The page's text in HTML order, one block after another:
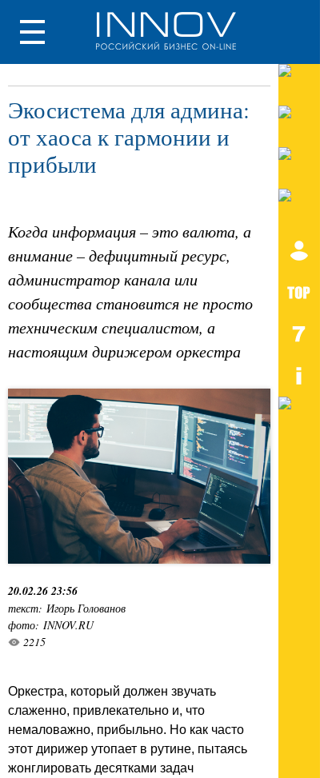
Экосистема для админа:
от хаоса к гармонии и
прибыли
Когда информация – это валюта, а
внимание – дефицитный ресурс,
администратор канала или
сообщества становится не просто
техническим специалистом, а
настоящим дирижером оркестра
20.02.26 23:56
текст: Игорь Голованов
фото: INNOV.RU
2215
Оркестра, который должен звучать
слаженно, привлекательно и, что
немаловажно, прибыльно. Но как часто
этот дирижер утопает в рутине, пытаясь
жонглировать десятками задач